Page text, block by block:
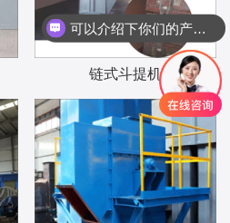
链式斗提机
可以介绍下你们的产品么